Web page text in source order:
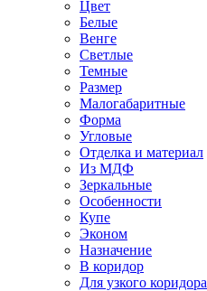
Цвет
Белые
Венге
Светлые
Темные
Размер
Малогабаритные
Форма
Угловые
Отделка и материал
Из МДФ
Зеркальные
Особенности
Купе
Эконом
Назначение
В коридор
Для узкого коридора